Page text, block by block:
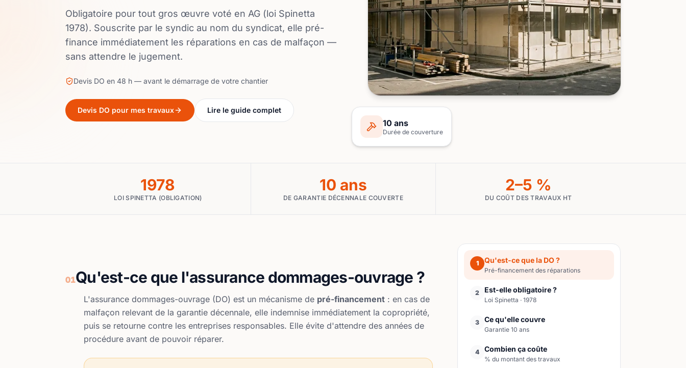
Obligatoire pour tout gros œuvre voté en AG (loi Spinetta
1978). Souscrite par le syndic au nom du syndicat, elle pré-
finance immédiatement les réparations en cas de malfaçon —
sans attendre le jugement.
Devis DO en 48 h — avant le démarrage de votre chantier
Devis DO pour mes travaux Lire le guide complet
10 ans
Durée de couverture
LOI SPINETTA (OBLIGATION)
1978
DE GARANTIE DÉCENNALE COUVERTE
10 ans
DU COÛT DES TRAVAUX HT
2–5 %
01Qu'est-ce que l'assurance dommages-ouvrage ?
L'assurance dommages-ouvrage (DO) est un mécanisme de pré-financement : en cas de
malfaçon relevant de la garantie décennale, elle indemnise immédiatement la copropriété,
puis se retourne contre les entreprises responsables. Elle évite d'attendre des années de
procédure avant de pouvoir réparer.
1 Qu'est-ce que la DO ?
Pré-financement des réparations
2 Est-elle obligatoire ?
Loi Spinetta · 1978
3 Ce qu'elle couvre
Garantie 10 ans
4 Combien ça coûte
% du montant des travaux